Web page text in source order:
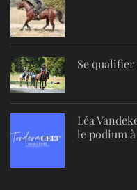
Se
Léa
le podium